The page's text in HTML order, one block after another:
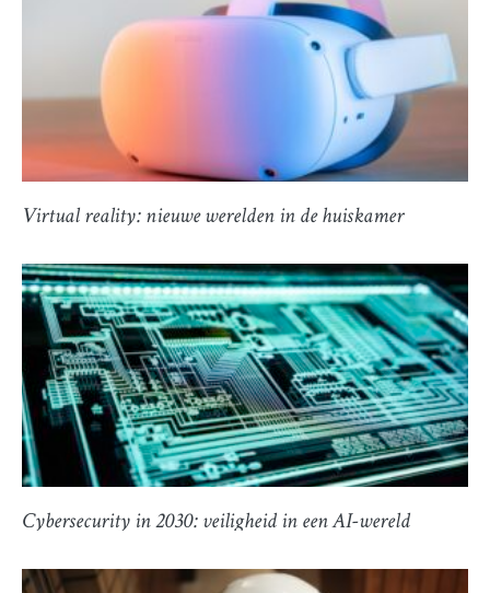
Virtual reality: nieuwe werelden in de huiskamer
Cybersecurity in 2030: veiligheid in een AI-wereld